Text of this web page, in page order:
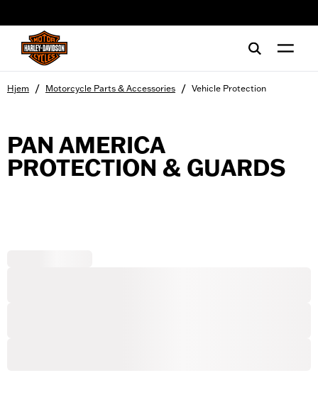
Hjem / Motorcycle Parts & Accessories / Vehicle Protection
PAN AMERICA
PROTECTION & GUARDS